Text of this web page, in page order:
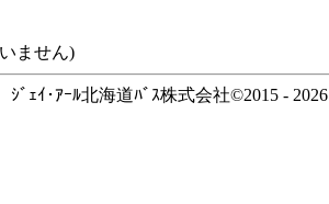
ません)
ｼﾞｪｲ･ｱｰﾙ北海道ﾊﾞｽ株式会社©2015 - 2026